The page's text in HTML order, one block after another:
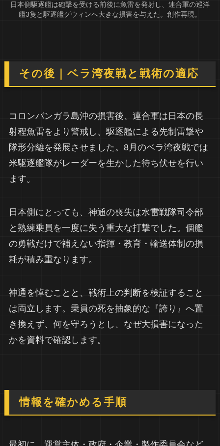
日本側駆逐艦は砲撃を受ける前後に魚雷を発射し、連合軍の巡洋
艦3隻と駆逐艦グウィンへ大きな損害を与えた。創作再現。
その後｜ベラ湾夜戦と戦術の適応
コロンバンガラ島沖の損害後、連合軍は日本の長
射程魚雷をより警戒し、駆逐艦による先制雷撃や
隊形分離を発展させました。8月のベラ湾夜戦では
米駆逐艦隊がレーダーを生かした待ち伏せを行い
ます。
日本側にとっても、神通の喪失は水雷戦隊司令部
と熟練乗員を一度に失う重大な打撃でした。個艦
の勇戦だけで補えない指揮・教育・輸送体制の損
耗が積み重なります。
神通を悼むことと、戦術上の判断を検証すること
は両立します。乗員の死を抽象的な『誇り』へ置
き換えず、何を守ろうとし、なぜ大損害になった
かを資料で確認します。
情報を確かめる手順